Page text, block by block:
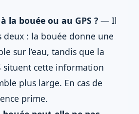
la bouée ou au GPS ? — Il
deux : la bouée donne une
sur l’eau, tandis que la
situent cette information
plus large. En cas de
prime.